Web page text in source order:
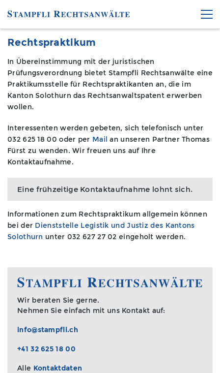
Rechtspraktikum
In Übereinstimmung mit der juristischen
Prüfungsverordnung bietet Stampfli Rechtsanwälte eine
Praktikumsstelle für Rechtspraktikanten an, die im
Kanton Solothurn das Rechtsanwaltspatent erwerben
wollen.
Interessenten werden gebeten, sich telefonisch unter
032 625 18 00 oder per Mailan unseren Partner Thomas
Fürst zu wenden. Wir freuen uns auf Ihre
Kontaktaufnahme.
Eine frühzeitige Kontaktaufnahme lohnt sich.
Informationen zum Rechtspraktikum allgemein können
bei der Dienststelle Legistik und Justiz des Kantons
Solothurn unter 032 627 27 02 eingeholt werden.
Wir beraten Sie gerne.
Nehmen Sie einfach mit uns Kontakt auf:
info@stampfli.ch
+41 32 625 18 00
Alle Kontaktdaten